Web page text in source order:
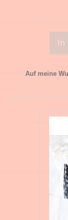
In
Auf meine